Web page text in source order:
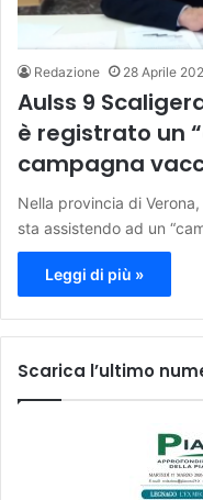
Redazione 28 Aprile
Aulss 9
è registrato un
campagna
Nella provincia di
sta assistendo ad un
Leggi di più »
Scarica l’ultimo